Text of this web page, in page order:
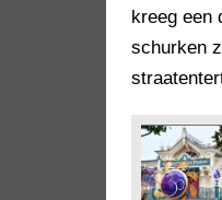
kreeg een
schurken